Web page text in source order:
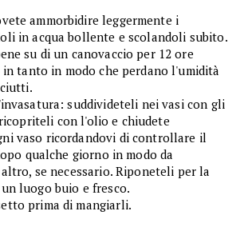
ammorbidire leggermente i
in acqua bollente e scolandoli subito.
su di un canovaccio per 12 ore
tanto in modo che perdano l'umidità
suddivideteli nei vasi con gli
con l'olio e chiudete
vaso ricordandovi di controllare il
qualche giorno in modo da
se necessario. Riponeteli per la
luogo buio e fresco.
prima di mangiarli.